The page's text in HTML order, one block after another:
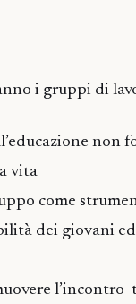
i gruppi di
non
vita
come
dei giovani
l’incontro